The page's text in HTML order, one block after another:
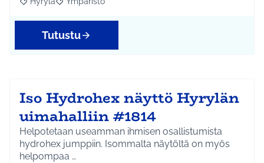
Rajaa tulokset aihepiirin mukaan: Hyrylä
Rajaa tulokset teeman mukaan: Ympäristö
Tutustu
Iso Hydrohex näyttö Hyrylän
uimahalliin #1814
Helpotetaan useamman ihmisen osallistumista
hydrohex jumppiin. Isommalta näytöltä on myös
helpompaa …